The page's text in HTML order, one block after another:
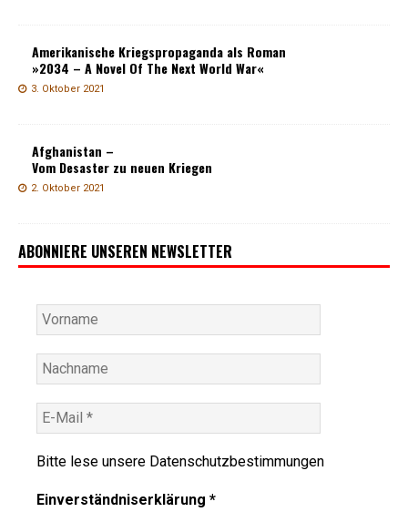
Amerikanische Kriegspropaganda als Roman
»2034 – A Novel Of The Next World War«
3. Oktober 2021
Afghanistan –
Vom Desaster zu neuen Kriegen
2. Oktober 2021
ABONNIERE UNSEREN NEWSLETTER
Bitte lese unsere Datenschutzbestimmungen
Einverständniserklärung *